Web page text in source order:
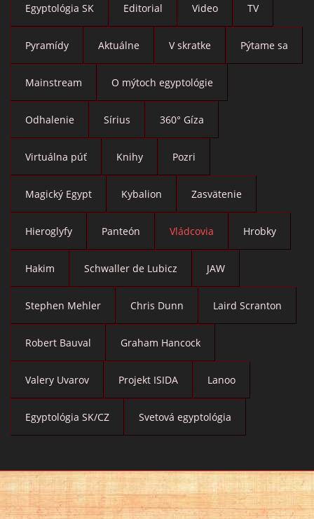
Egyptológia SK Editorial Video TV
Pyramídy Aktuálne V skratke Pýtame sa
Mainstream O mýtoch egyptológie
Odhalenie Sírius 360° Gíza
Virtuálna púť Knihy Pozri
Magický Egypt Kybalion Zasvätenie
Hieroglyfy Panteón Vládcovia Hrobky
Hakim Schwaller de Lubicz JAW
Stephen Mehler Chris Dunn Laird Scranton
Robert Bauval Graham Hancock
Valery Uvarov Projekt ISIDA Lanoo
Egyptológia SK/CZ Svetová egyptológia